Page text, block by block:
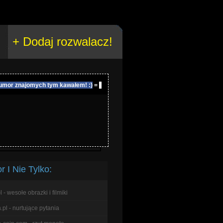
+ Dodaj rozwalacz!
znajomych tym kawałem! :) =
I Nie Tylko:
- wesołe obrazki i filmiki
- nurtujące pytania